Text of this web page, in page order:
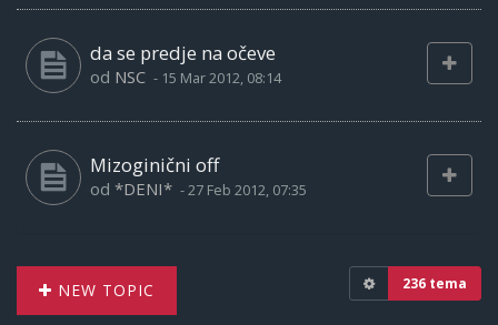
da se predje na očeve
od NSC - 15 Mar 2012, 08:14
Mizoginični off
od *DENI* -27 Feb 2012, 07:35
NEW TOPIC 236 tema